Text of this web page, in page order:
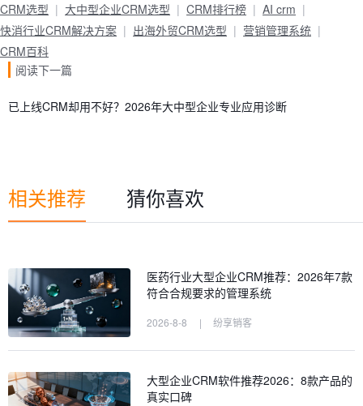
CRM选型
大中型企业CRM选型 CRM排行榜
AI crm
快消行业CRM解决方案
出海外贸CRM选型
营销管理系统
CRM百科
阅读下一篇
已上线CRM却用不好？2026年大中型企业专业应用诊断
相关推荐 猜你喜欢
医药行业大型企业CRM推荐：2026年7款
符合合规要求的管理系统
2026-8-8 | 纷享销客
大型企业CRM软件推荐2026：8款产品的
真实口碑